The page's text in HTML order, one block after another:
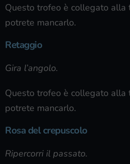
Questo trofeo è collegato alla
potrete mancarlo.
Retaggio
Gira l’angolo.
Questo trofeo è collegato alla
potrete mancarlo.
Rosa del crepuscolo
Ripercorri il passato.